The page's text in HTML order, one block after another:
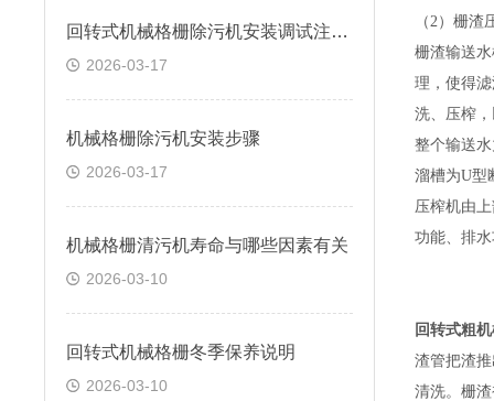
回转式机械格栅除污机安装调试注意问题
2026-03-17
机械格栅除污机安装步骤
2026-03-17
机械格栅清污机寿命与哪些因素有关
2026-03-10
回转式机械格栅冬季保养说明
2026-03-10
（2）栅
栅渣输送
理，使得
洗、压榨
整个输送
溜槽为U型
压榨机由
功能、排
回转式粗
渣管把渣
清洗。栅